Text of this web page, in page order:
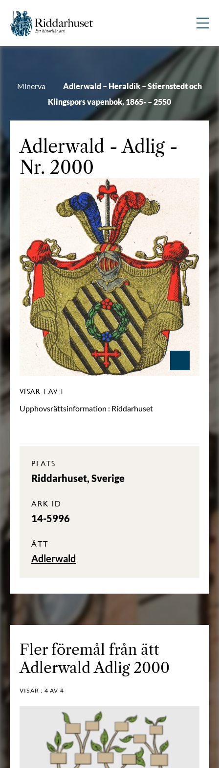
Minerva
Adlerwald – Heraldik – Stiernstedt och
Klingspors vapenbok, 1865- – 2550
Adlerwald - Adlig -
Nr. 2000
VISAR 1 AV 1
Upphovsrättsinformation : Riddarhuset
PLATS
Riddarhuset, Sverige
ARK ID
14-5996
ÄTT
Adlerwald
Fler föremål från ätt
Adlerwald Adlig 2000
VISAR : 4 AV 4